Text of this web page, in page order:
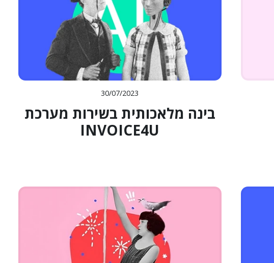
30/07/2023
בינה מלאכותית בשירות מערכת
INVOICE4U